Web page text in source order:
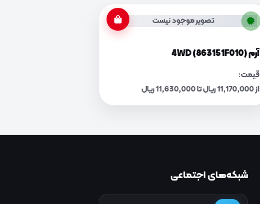
تصویر موجود نیست
آرم 4WD (863151F010)
قیمت:
از 11,170,000 ریال تا 11,630,000 ریال
شبکه‌های اجتماعی